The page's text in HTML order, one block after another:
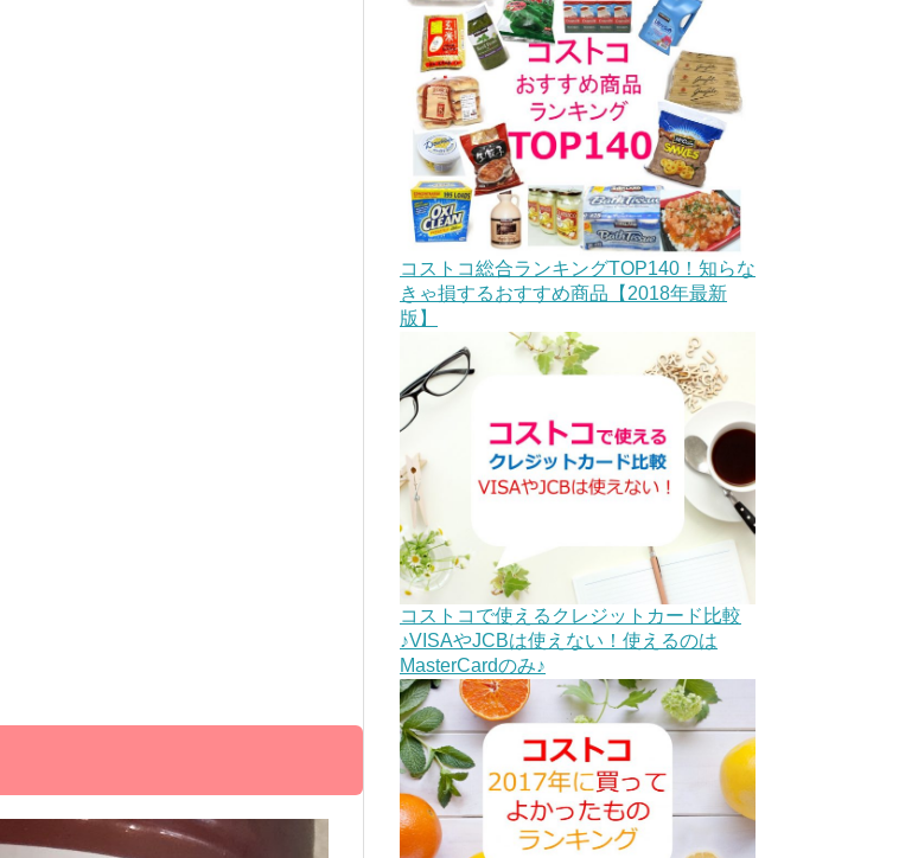
コストコ総合ランキングTOP140！知らな
きゃ損するおすすめ商品【2018年最新
版】
コストコで使えるクレジットカード比較
♪VISAやJCBは使えない！使えるのは
MasterCardのみ♪